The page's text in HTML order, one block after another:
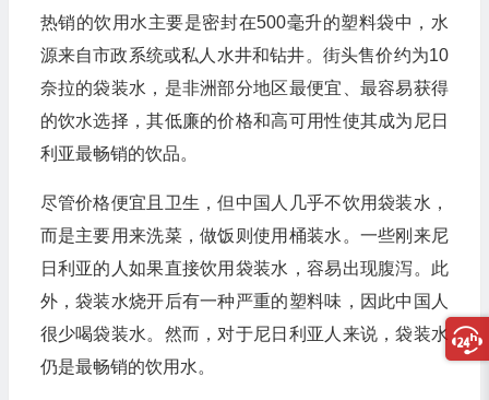
热销的饮用水主要是密封在500毫升的塑料袋中，水
源来自市政系统或私人水井和钻井。街头售价约为10
奈拉的袋装水，是非洲部分地区最便宜、最容易获得
的饮水选择，其低廉的价格和高可用性使其成为尼日
利亚最畅销的饮品。
尽管价格便宜且卫生，但中国人几乎不饮用袋装水，
而是主要用来洗菜，做饭则使用桶装水。一些刚来尼
日利亚的人如果直接饮用袋装水，容易出现腹泻。此
外，袋装水烧开后有一种严重的塑料味，因此中国人
很少喝袋装水。然而，对于尼日利亚人来说，袋装水
仍是最畅销的饮用水。